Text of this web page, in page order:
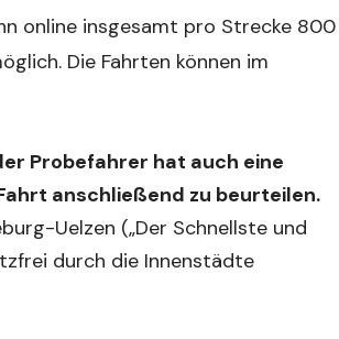
online insgesamt pro Strecke 800
Die Fahrten können im
Probefahrer hat auch eine
anschließend zu beurteilen.
Uelzen („Der Schnellste und
durch die Innenstädte